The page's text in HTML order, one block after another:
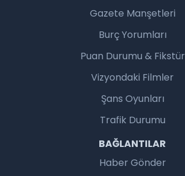
Gazete Manşetleri
Burç Yorumları
Puan Durumu & Fikstür
Vizyondaki Filmler
Şans Oyunları
Trafik Durumu
BAĞLANTILAR
Haber Gönder